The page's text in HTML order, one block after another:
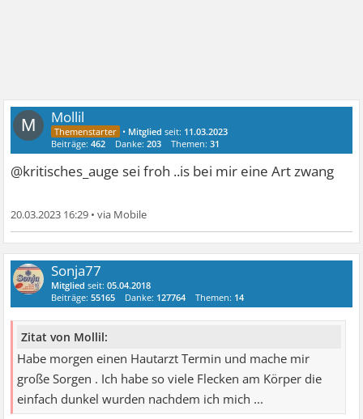
M Mollil
• Mitglied seit: 11.03.2023
Beiträge:462 Danke:203 Themen:31
@kritisches_auge sei froh ..is bei mir eine Art zwang
20.03.2023 16:29 •
Sonja77
Mitglied seit:05.04.2018
Beiträge:55165 Danke: 127764 Themen: 14
Zitat von Mollil:
Habe morgen einen Hautarzt Termin und mache mir
große Sorgen . Ich habe so viele Flecken am Körper die
einfach dunkel wurden nachdem ich mich ...